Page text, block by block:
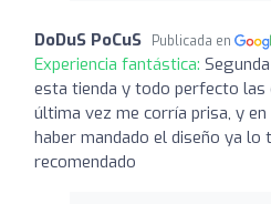
DoDuS PoCuS Publicada en
Experiencia fantástica:
esta tienda y todo perfecto las
última vez me corría prisa, y
haber mandado el diseño ya lo
recomendado